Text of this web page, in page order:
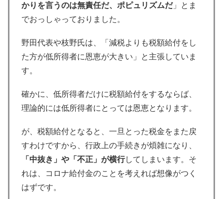
かりを言うのは無責任だ、ポピュリズムだ」とま
でおっしゃっておりました。
野田代表や枝野氏は、「減税よりも税額給付をし
た方が低所得者に恩恵が大きい」と主張していま
す。
確かに、低所得者だけに税額給付をするならば、
理論的には低所得者にとっては恩恵となります。
が、税額給付となると、一旦とった税金をまた戻
すわけですから、行政上の手続きが煩雑になり、
「中抜き」や「不正」が横行してしまいます。そ
れは、コロナ給付金のことを考えれば想像がつく
はずです。